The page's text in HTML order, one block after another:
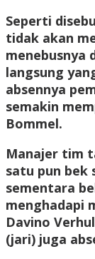
Seperti
tidak akan
menebusnya
langsung
absennya
semakin
Bommel.
Manajer tim
satu pun bek
sementara
menghadapi
Davino
(jari) juga